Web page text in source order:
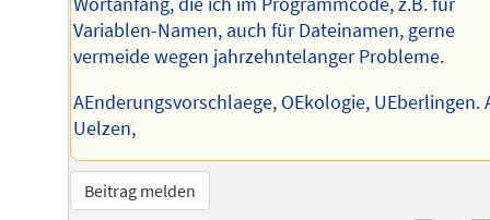
Variablen-Namen, auch für Dateinamen, gerne
vermeide wegen jahrzehntelanger Probleme.
AEnderungsvorschlaege, OEkologie, UEberlingen.
Uelzen,
Beitrag melden